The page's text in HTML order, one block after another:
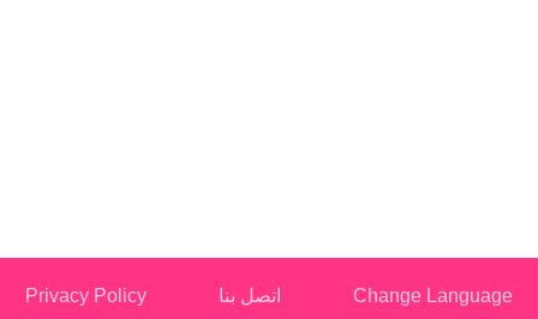
Change Language اتصل بنا Privacy Policy